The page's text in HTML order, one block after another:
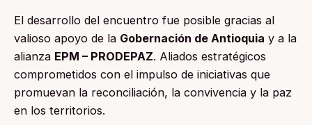
El desarrollo del encuentro fue posible gracias al
valioso apoyo de la Gobernación de Antioquia y a la
alianza EPM – PRODEPAZ. Aliados estratégicos
comprometidos con el impulso de iniciativas que
promuevan la reconciliación, la convivencia y la paz
en los territorios.